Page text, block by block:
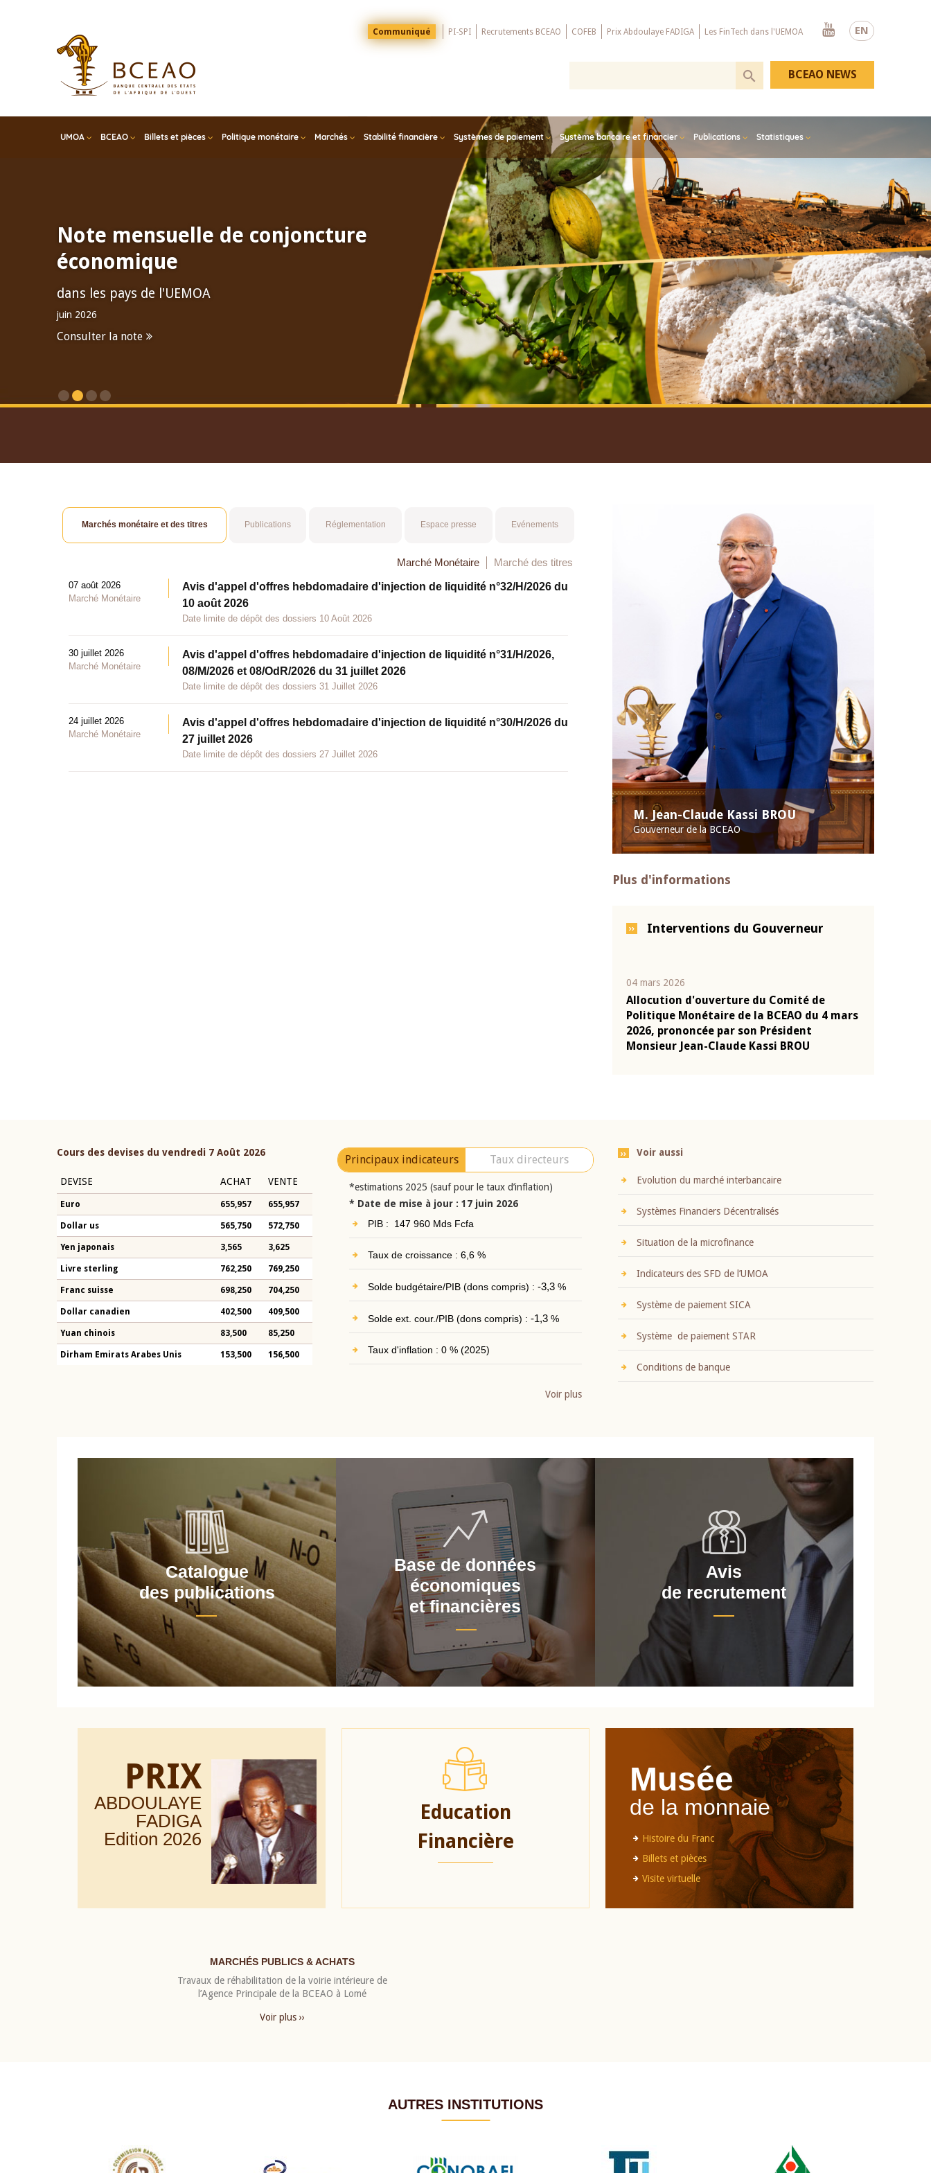
EN
Menu
Top
Communiqué PI-SPI Recrutements BCEAO COFEB Prix Abdoulaye FADIGA Les FinTech dans l'UEMOA
Youtube
UMOA BCEAO Billets et pièces Politique monétaire Marchés Stabilité financière Systèmes de paiement Système bancaire et financier Publications Statistiques
BCEAO NEWS
Note mensuelle de conjoncture
économique
dans les pays de l'UEMOA
juin 2026
Consulter la note
M. Jean-Claude Kassi BROU
Gouverneur de la BCEAO
Plus d'informations
Interventions du Gouverneur
04 mars 2026
Allocution d'ouverture du Comité de
Politique Monétaire de la BCEAO du 4 mars
2026, prononcée par son Président
Monsieur Jean-Claude Kassi BROU
Marchés monétaire et des titres Publications Réglementation Espace presse Evénements
Marché Monétaire Marché des titres
07 août 2026
Marché Monétaire
Avis d'appel d'offres hebdomadaire d'injection de liquidité n°32/H/2026 du
10 août 2026
Date limite de dépôt des dossiers 10 Août 2026
30 juillet 2026
Marché Monétaire
Avis d'appel d'offres hebdomadaire d'injection de liquidité n°31/H/2026,
08/M/2026 et 08/OdR/2026 du 31 juillet 2026
Date limite de dépôt des dossiers 31 Juillet 2026
24 juillet 2026
Marché Monétaire
Avis d'appel d'offres hebdomadaire d'injection de liquidité n°30/H/2026 du
27 juillet 2026
Date limite de dépôt des dossiers 27 Juillet 2026
Cours des devises du vendredi 7 Août 2026
DEVISE ACHAT VENTE
Euro 655,957 655,957
Dollar us 565,750 572,750
Yen japonais 3,565 3,625
Livre sterling 762,250 769,250
Franc suisse 698,250 704,250
Dollar canadien 402,500 409,500
Yuan chinois 83,500 85,250
Dirham Emirats Arabes Unis 153,500 156,500
Principaux indicateurs Taux directeurs
*estimations 2025 (sauf pour le taux d’inflation)
* Date de mise à jour : 17 juin 2026
PIB : 147 960 Mds Fcfa
Taux de croissance : 6,6 %
Solde budgétaire/PIB (dons compris) : -3,3%
Solde ext. cour./PIB (dons compris) : -1,3%
Taux d'inflation : 0 % (2025)
Voir plus
Voir aussi
Evolution du marché interbancaire
Systèmes Financiers Décentralisés
Situation de la microfinance
Indicateurs des SFD de l’UMOA
Système de paiement SICA
Système de paiement STAR
Conditions de banque
Catalogue
des publications
Base de données
économiques
et financières
Avis
de recrutement
PRIX
ABDOULAYE
FADIGA
Edition 2026
Education
Financière
Musée
de la monnaie
Histoire du Franc
Billets et pièces
Visite virtuelle
MARCHÉS PUBLICS & ACHATS
Travaux de réhabilitation de la voirie intérieure de
l’Agence Principale de la BCEAO à Lomé
Voir plus ››
AUTRES INSTITUTIONS